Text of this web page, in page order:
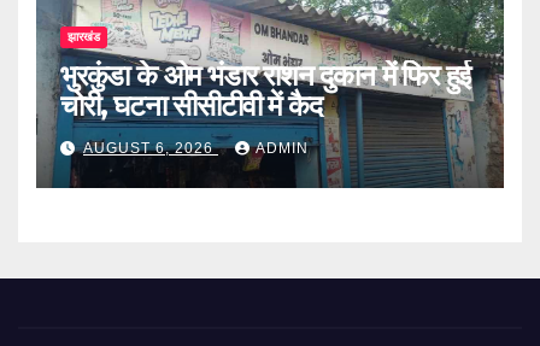
झारखंड
भुरकुंडा के ओम भंडार राशन दुकान में फिर हुई
चोरी, घटना सीसीटीवी में कैद
AUGUST 6, 2026 ADMIN